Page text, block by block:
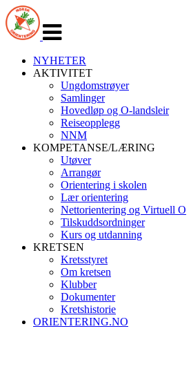
navigasjon
NYHETER
AKTIVITET
Ungdomstrøyer
Samlinger
Hovedløp og O-landsleir
Reiseopplegg
NNM
KOMPETANSE/LÆRING
Utøver
Arrangør
Orientering i skolen
Lær orientering
Nettorientering og Virtuell O
Tilskuddsordninger
Kurs og utdanning
KRETSEN
Kretsstyret
Om kretsen
Klubber
Dokumenter
Kretshistorie
ORIENTERING.NO